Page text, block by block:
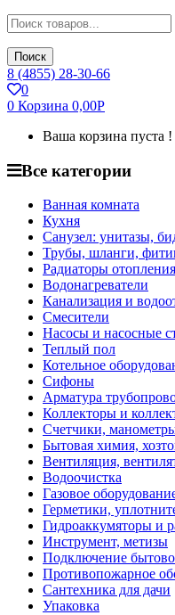
Поиск
8 (4855) 28-30-66
0
0 Корзина 0,00Р
Ваша корзина пуста !
Все категории
Ванная комната
Кухня
Санузел: унитазы,
Трубы, шланги,
Радиаторы отопления
Водонагреватели
Канализация и
Смесители
Насосы и насосные
Теплый пол
Котельное
Сифоны
Арматура
Коллекторы и
Счетчики,
Бытовая химия,
Вентиляция,
Водоочистка
Газовое
Герметики,
Гидроаккумяторы и
Инструмент, метизы
Подключение
Противопожарное
Сантехника для дачи
Упаковка